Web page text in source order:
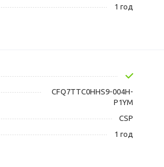
1 год
CFQ7TTC0HHS9-004H-
P1YM
CSP
1 год